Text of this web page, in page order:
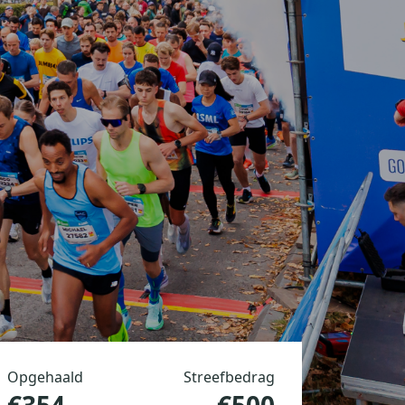
Opgehaald Streefbedrag